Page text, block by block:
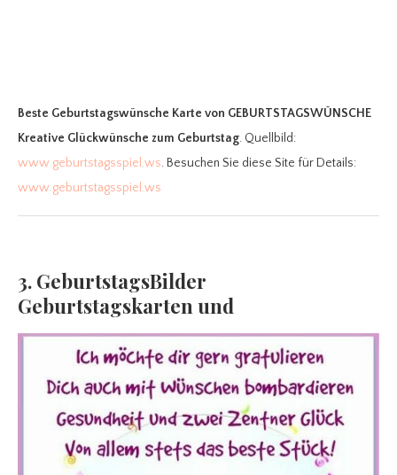
Beste Geburtstagswünsche Karte von GEBURTSTAGSWÜNSCHE
Kreative Glückwünsche zum Geburtstag. Quellbild:
www.geburtstagsspiel.ws. Besuchen Sie diese Site für Details:
www.geburtstagsspiel.ws
3. GeburtstagsBilder
Geburtstagskarten und